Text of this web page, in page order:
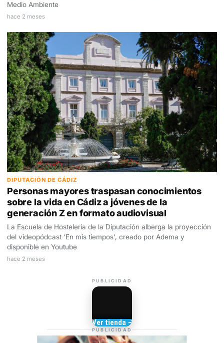
Medio Ambiente
hace 2 meses
DIPUTACIÓN DE CÁDIZ
Personas mayores traspasan conocimientos
sobre la vida en Cádiz a jóvenes de la
generación Z en formato audiovisual
La Escuela de Hostelería de la Diputación alberga la proyección
del videopódcast ‘En mis tiempos’, creado por Adema y
disponible en Youtube
hace 2 meses
PUBLICIDAD
TIENDA DE
BARRAMEDIA
Camisetas de Sanlúcar
Ver tienda →
PUBLICIDAD